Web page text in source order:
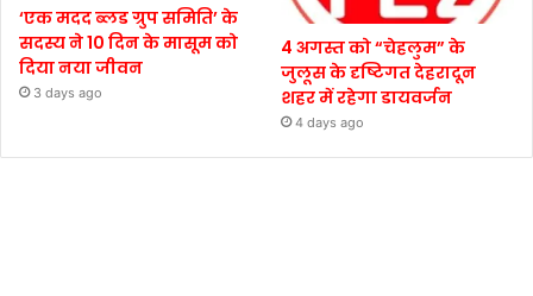
‘एक मदद ब्लड ग्रुप समिति’ के
सदस्य ने 10 दिन के मासूम को
दिया नया जीवन
3 days ago
4 अगस्त को “चेहलुम” के
जुलूस के दृष्टिगत देहरादून
शहर में रहेगा डायवर्जन
4 days ago